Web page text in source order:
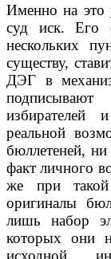
Именно на это
суд иск. Его
нескольких
существу,
ДЭГ в
реальной
бюллетеней,
факт личного
же при
оригиналы
лишь набор
которых они
исходной